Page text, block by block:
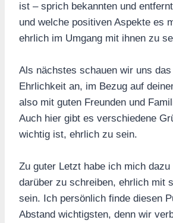
ist – sprich bekannten und
und welche positiven Aspekte es
ehrlich im Umgang mit ihnen zu
Als nächstes schauen wir uns das
Ehrlichkeit an, im Bezug auf
also mit guten Freunden und
Auch hier gibt es verschiedene
wichtig ist, ehrlich zu sein.
Zu guter Letzt habe ich mich dazu
darüber zu schreiben, ehrlich mit
sein. Ich persönlich finde diesen
Abstand wichtigsten, denn wir